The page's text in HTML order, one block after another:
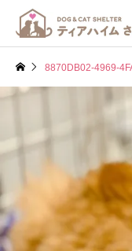
8870DB02-4969-